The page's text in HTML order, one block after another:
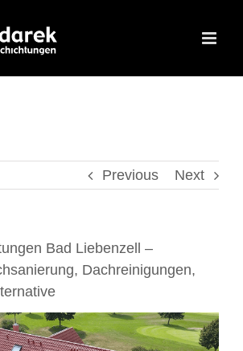
Previous Next
Bad Liebenzell –
Dachreinigungen,